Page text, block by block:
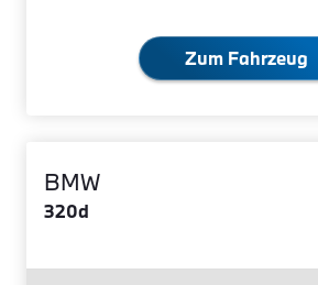
Zum Fahrzeug
BMW
320d